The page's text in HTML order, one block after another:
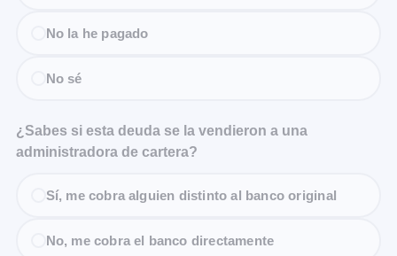
No la he pagado
No sé
¿Sabes si esta deuda se la vendieron a una
administradora de cartera?
Sí, me cobra alguien distinto al banco original
No, me cobra el banco directamente